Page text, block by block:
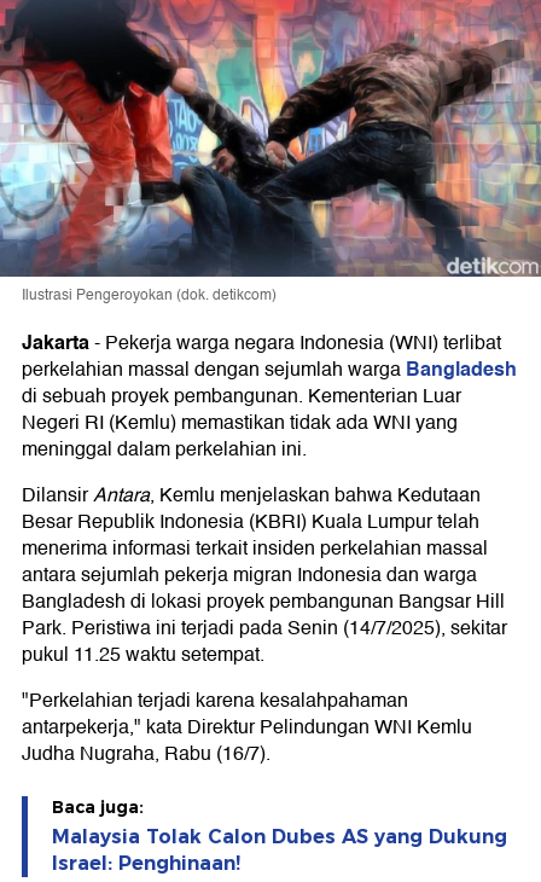
Ilustrasi Pengeroyokan (dok. detikcom)
Jakarta-Pekerja warga negara Indonesia (WNI) terlibat
perkelahian massal dengan sejumlah wargaBangladesh
di sebuah proyek pembangunan. Kementerian Luar
Negeri RI (Kemlu) memastikan tidak ada WNI yang
meninggal dalam perkelahian ini.
DilansirAntara, Kemlu menjelaskan bahwa Kedutaan
Besar Republik Indonesia (KBRI) Kuala Lumpur telah
menerima informasi terkait insiden perkelahian massal
antara sejumlah pekerja migran Indonesia dan warga
Bangladesh di lokasi proyek pembangunan Bangsar Hill
Park. Peristiwa ini terjadi pada Senin (14/7/2025), sekitar
pukul 11.25 waktu setempat.
"Perkelahian terjadi karena kesalahpahaman
antarpekerja," kata Direktur Pelindungan WNI Kemlu
Judha Nugraha, Rabu (16/7).
Baca juga:
Malaysia Tolak Calon Dubes AS yang Dukung
Israel: Penghinaan!